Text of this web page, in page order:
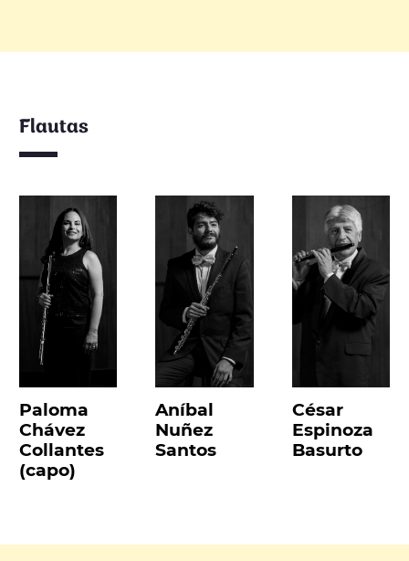
Flautas
Paloma
Chávez
Collantes
(capo)
Aníbal
Nuñez
Santos
César
Espinoza
Basurto